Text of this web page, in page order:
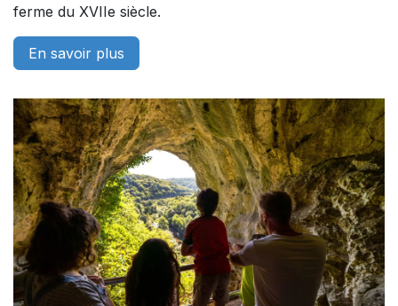
ferme du XVIIe siècle.
En savoir plus